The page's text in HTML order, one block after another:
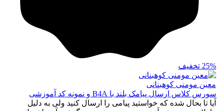
25% تخفیف
معین مومنی کوهبنانی
سورس کلاس ارسال پیامک بلند با B4A و نمونه کد آموزشی
آیا تا بحال شده که خواستید پیامی را ارسال کنید ولی به دلیل